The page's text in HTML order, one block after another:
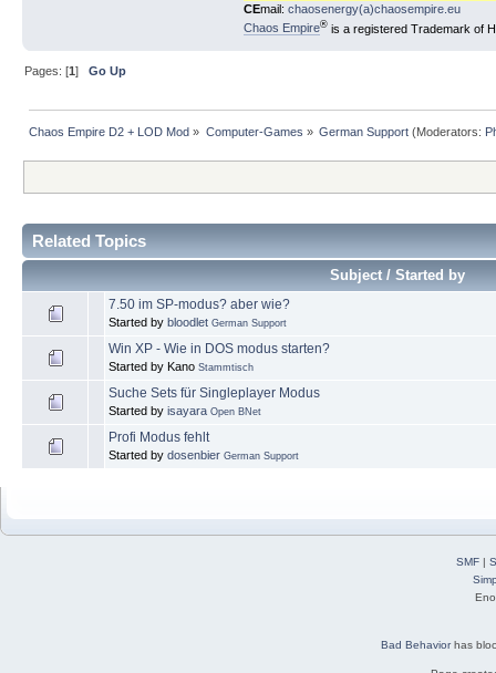
CEmail: chaosenergy(a)chaosempire.eu
Chaos Empire®is a registered Trademark of
Pages: [1]Go Up
Chaos Empire D2 + LOD Mod » Computer-Games » German Support(Moderators:
Related Topics
Subject / Started by
7.50 im SP-modus? aber wie?
Started by bloodlet German Support
Win XP - Wie in DOS modus starten?
Started by Kano Stammtisch
Suche Sets für Singleplayer Modus
Started by isayara Open BNet
Profi Modus fehlt
Started by dosenbier German Support
SMF|
Bad Behaviorhas